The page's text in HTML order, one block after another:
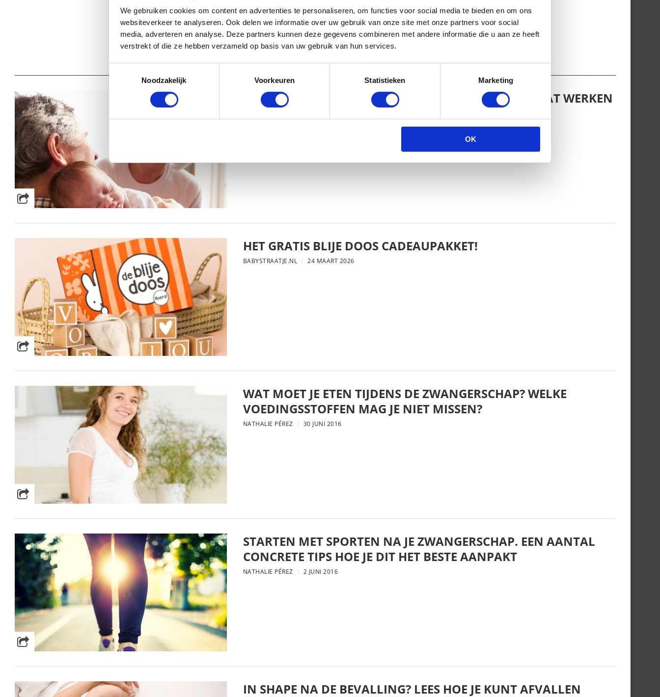
We gebruiken cookies om content en advertenties te personaliseren, om functies voor social media te bieden en om ons
websiteverkeer te analyseren. Ook delen we informatie over uw gebruik van onze site met onze partners voor social
media, adverteren en analyse. Deze partners kunnen deze gegevens combineren met andere informatie die u aan ze heeft
verstrekt of die ze hebben verzameld op basis van uw gebruik van hun services.
Noodzakelijk
Voorkeuren Statistieken Marketing
OK
Stephanie
EINDE VERLOF? 8 TIPS DIE JE HELPEN ALS JE WEER GAAT WERKEN
NA JE ZWANGERSCHAPSVERLOF
HET GRATIS BLIJE DOOS CADEAUPAKKET!
BABYSTRAATJE.NL 24 MAART 2026
WAT MOET JE ETEN TIJDENS DE ZWANGERSCHAP? WELKE
VOEDINGSSTOFFEN MAG JE NIET MISSEN?
NATHALIE PÉREZ 30 JUNI 2016
STARTEN MET SPORTEN NA JE ZWANGERSCHAP. EEN AANTAL
CONCRETE TIPS HOE JE DIT HET BESTE AANPAKT
NATHALIE PÉREZ 2 JUNI 2016
IN SHAPE NA DE BEVALLING? LEES HOE JE KUNT AFVALLEN